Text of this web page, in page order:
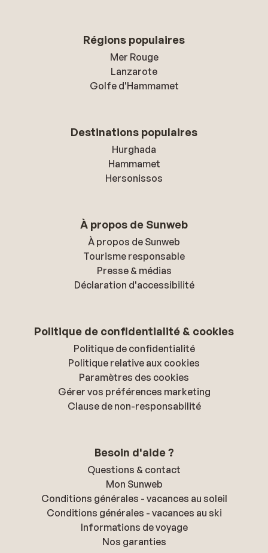
Régions populaires
Mer Rouge
Lanzarote
Golfe d'Hammamet
Destinations populaires
Hurghada
Hammamet
Hersonissos
À propos de Sunweb
À propos de Sunweb
Tourisme responsable
Presse & médias
Déclaration d'accessibilité
Politique de confidentialité & cookies
Politique de confidentialité
Politique relative aux cookies
Paramètres des cookies
Gérer vos préférences marketing
Clause de non-responsabilité
Besoin d'aide ?
Questions & contact
Mon Sunweb
Conditions générales - vacances au soleil
Conditions générales - vacances au ski
Informations de voyage
Nos garanties